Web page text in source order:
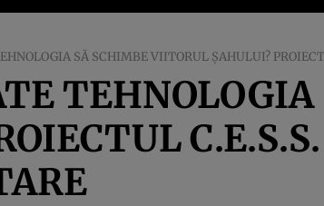
SĂ SCHIMBE VIITORUL ȘAHULUI?